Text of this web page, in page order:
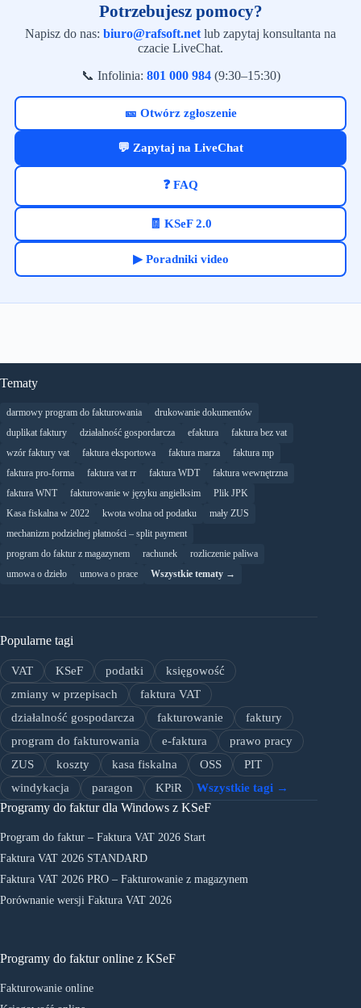
Potrzebujesz pomocy?
Napisz do nas: biuro@rafsoft.net lub zapytaj konsultanta na
czacie LiveChat.
📞 Infolinia: 801 000 984(9:30–15:30)
🎫 Otwórz zgłoszenie
💬 Zapytaj na LiveChat
❓ FAQ
🧾 KSeF 2.0
▶ Poradniki video
Tematy
darmowy program do fakturowania
drukowanie dokumentów
duplikat faktury
działalność gospordarcza efaktura
faktura bez vat
wzór faktury vat
faktura eksportowa faktura marza
faktura mp
faktura pro-forma
faktura vat rr faktura WDT
faktura wewnętrzna
faktura WNT
fakturowanie w języku angielksim
Plik JPK
Kasa fiskalna w 2022
kwota wolna od podatku
mały ZUS
mechanizm podzielnej płatności – split payment
program do faktur z magazynem
rachunek
rozliczenie paliwa
umowa o dzieło
umowa o prace Wszystkie tematy →
Popularne tagi
VAT KSeF podatki
księgowość
zmiany w przepisach
faktura VAT
działalność gospodarcza
fakturowanie
faktury
program do fakturowania
e-faktura
prawo pracy
ZUS
koszty kasa fiskalna OSS
PIT
windykacja
paragon KPiR Wszystkie tagi →
Programy do faktur dla Windows z KSeF
Program do faktur – Faktura VAT 2026 Start
Faktura VAT 2026 STANDARD
Faktura VAT 2026 PRO – Fakturowanie z magazynem
Porównanie wersji Faktura VAT 2026
Programy do faktur online z KSeF
Fakturowanie online